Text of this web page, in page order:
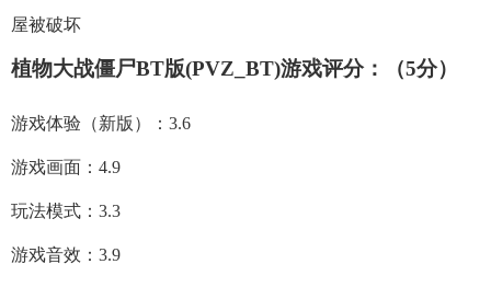
屋被破坏
植物大战僵尸BT版(PVZ_BT)游戏评分：（5分）
游戏体验（新版）：3.6
游戏画面：4.9
玩法模式：3.3
游戏音效：3.9